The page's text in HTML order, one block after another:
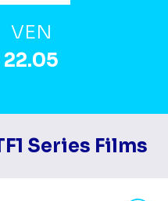
VEN
22.05
Series Films